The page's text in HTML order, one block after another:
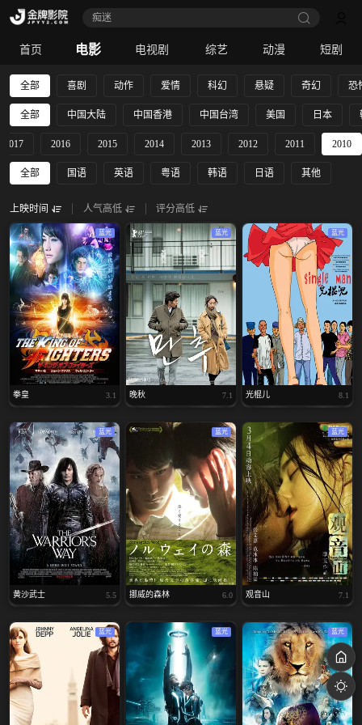
这一秒过火
首页 电影 电视剧 综艺 动漫 短剧
全部 喜剧 动作 爱情 科幻 悬疑 奇幻 恐
全部 中国大陆 中国香港 中国台湾 美国 日本
2017 2016 2015 2014 2013 2012 2011 2010
全部 国语 英语 粤语 韩语 日语 其他
上映时间 人气高低 评分高低
蓝光
拳皇 3.1
蓝光
晚秋 7.1
蓝光
光棍儿 8.1
蓝光
黄沙武士 5.5
蓝光
挪威的森林 6.0
蓝光
观音山 7.1
蓝光 蓝光 蓝光